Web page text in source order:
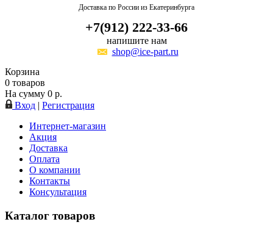
Доставка по России из Екатеринбурга
+7(912) 222-33-66
напишите нам
shop@ice-part.ru
Корзина
0 товаров
На сумму 0 р.
Вход | Регистрация
Интернет-магазин
Акция
Доставка
Оплата
О компании
Контакты
Консультация
Каталог товаров